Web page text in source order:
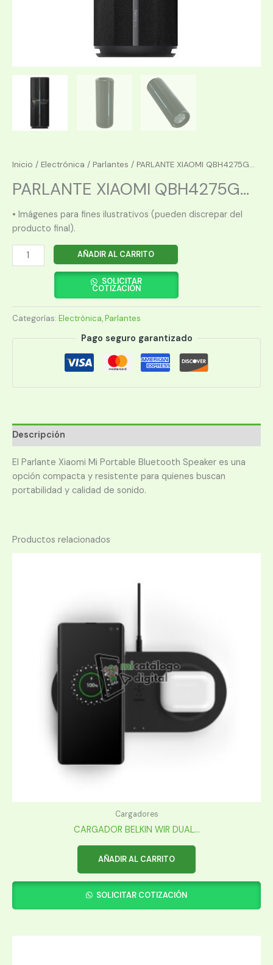
Inicio / Electrónica / Parlantes / PARLANTE XIAOMI QBH4275G...
PARLANTE XIAOMI QBH4275G...
• Imágenes para fines ilustrativos (pueden discrepar del
producto final).
PARLANTE
XIAOMI
BT/NFC/IP67/NEGRO
cantidad
AÑADIR AL CARRITO
SOLICITAR
COTIZACIÓN
Categorías: Electrónica,Parlantes
Pago seguro garantizado
Descripción
El Parlante Xiaomi Mi Portable Bluetooth Speaker es una
opción compacta y resistente para quienes buscan
portabilidad y calidad de sonido.​
Productos relacionados
Cargadores
CARGADOR BELKIN WIR DUAL...
AÑADIR AL CARRITO
SOLICITAR COTIZACIÓN